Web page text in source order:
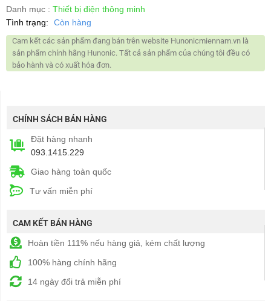
Danh mục : Thiết bị điện thông minh
Tình trạng:
Còn hàng
Cam kết các sản phẩm đang bán trên website Hunonicmiennam.vn là
sản phẩm chính hãng Hunonic. Tất cả sản phẩm của chúng tôi đều có
bảo hành và có xuất hóa đơn.
CHÍNH SÁCH BÁN HÀNG
Đặt hàng nhanh
093.1415.229
Giao hàng toàn quốc
Tư vấn miễn phí
CAM KẾT BÁN HÀNG
Hoàn tiền 111% nếu hàng giả, kém chất lượng
100% hàng chính hãng
14 ngày đổi trả miễn phí